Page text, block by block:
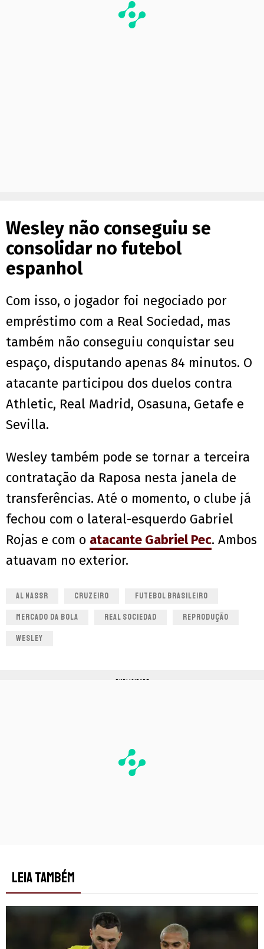
Wesley não conseguiu se
consolidar no futebol
espanhol
Com isso, o jogador foi negociado por
empréstimo com a Real Sociedad, mas
também não conseguiu conquistar seu
espaço, disputando apenas 84 minutos. O
atacante participou dos duelos contra
Athletic, Real Madrid, Osasuna, Getafe e
Sevilla.
Wesley também pode se tornar a terceira
contratação da Raposa nesta janela de
transferências. Até o momento, o clube já
fechou com o lateral-esquerdo Gabriel
Rojas e com o atacante Gabriel Pec. Ambos
atuavam no exterior.
AL NASSR CRUZEIRO FUTEBOL BRASILEIRO
MERCADO DA BOLA REAL SOCIEDAD REPRODUÇÃO
WESLEY
PUBLICIDADE
LEIA TAMBÉM